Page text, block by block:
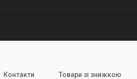
Контакти Товари зі знижкою